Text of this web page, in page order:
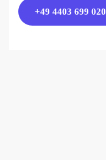
+49 4403 699 020